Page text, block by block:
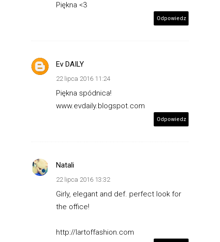
Piękna <3
Odpowiedz
Ev DAILY
22 lipca 2016 11:24
Piękna spódnica!
www.evdaily.blogspot.com
Odpowiedz
Natali
22 lipca 2016 13:32
Girly, elegant and def. perfect look for
the office!
http://lartoffashion.com